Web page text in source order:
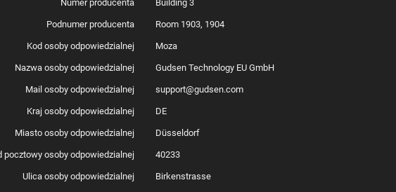
Numer producenta Building 3
Podnumer producenta Room 1903, 1904
Kod osoby odpowiedzialnej Moza
Nazwa osoby odpowiedzialnej Gudsen Technology EU GmbH
Mail osoby odpowiedzialnej support@gudsen.com
Kraj osoby odpowiedzialnej DE
Miasto osoby odpowiedzialnej Düsseldorf
pocztowy osoby odpowiedzialnej 40233
Ulica osoby odpowiedzialnej Birkenstrasse